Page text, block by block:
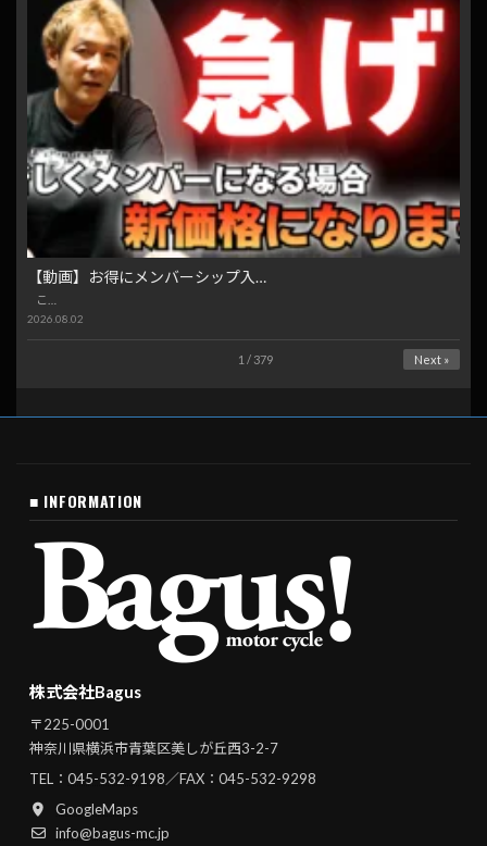
【動画】お得にメンバーシップ入…
こ…
2026.08.02
1 / 379 Next »
■ INFORMATION
株式会社Bagus
〒225-0001
神奈川県横浜市青葉区美しが丘西3-2-7
TEL： 045-532-9198／FAX：045-532-9298
GoogleMaps
info@bagus-mc.jp